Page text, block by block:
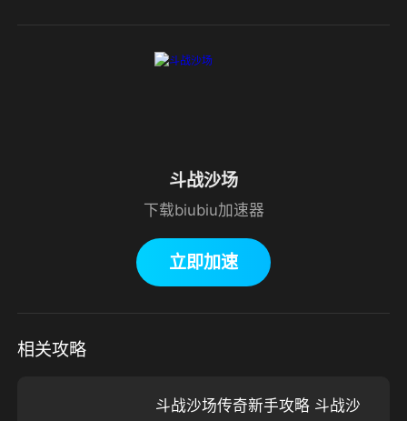
斗战沙场
下载biubiu加速器
立即加速
相关攻略
斗战沙场传奇新手攻略 斗战沙